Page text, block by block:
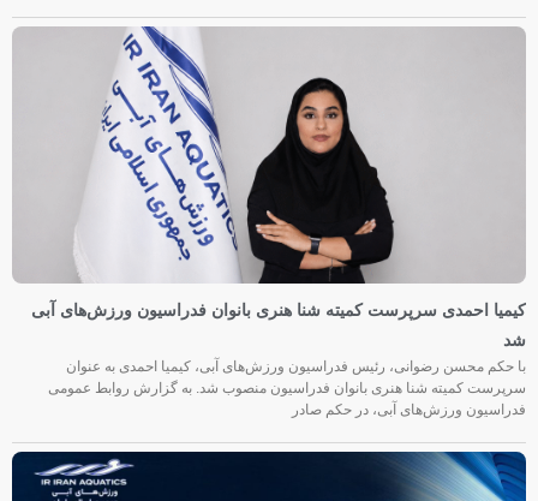
کیمیا احمدی سرپرست کمیته شنا هنری بانوان فدراسیون ورزش‌های آبی
شد
با حکم محسن رضوانی، رئیس فدراسیون ورزش‌های آبی، کیمیا احمدی به عنوان
سرپرست کمیته شنا هنری بانوان فدراسیون منصوب شد. به گزارش روابط عمومی
فدراسیون ورزش‌های آبی، در حکم صادر